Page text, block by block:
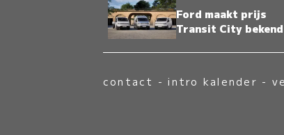
Ford maakt prijs
Transit City bekend
contact -intro kalender -